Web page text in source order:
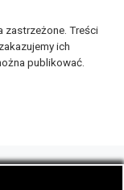
zastrzeżone. Treści
ich
publikować.